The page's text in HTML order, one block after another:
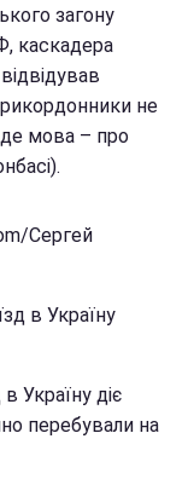
загону
каскадера
не
мова – про
Сергей
в Україну
Україну діє
перебували на